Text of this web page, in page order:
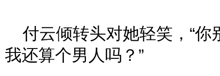
付云倾转头对她轻笑，“你
我还算个男人吗？”